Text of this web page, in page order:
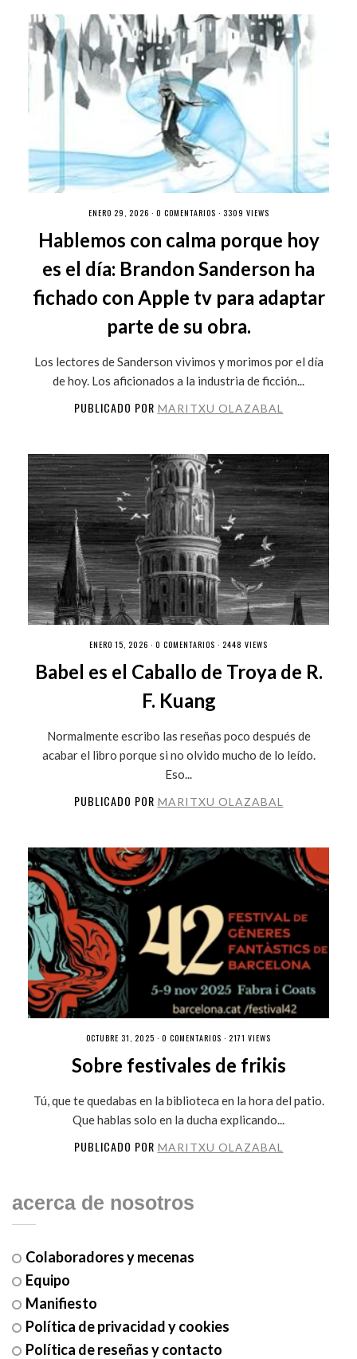
ENERO 29, 2026 · 0 COMENTARIOS · 3309 VIEWS
Hablemos con calma porque hoy
es el día: Brandon Sanderson ha
fichado con Apple tv para adaptar
parte de su obra.
Los lectores de Sanderson vivimos y morimos por el día
de hoy. Los aficionados a la industria de ficción...
PUBLICADO POR MARITXU OLAZABAL
ENERO 15, 2026 · 0 COMENTARIOS · 2448 VIEWS
Babel es el Caballo de Troya de R.
F. Kuang
Normalmente escribo las reseñas poco después de
acabar el libro porque si no olvido mucho de lo leído.
Eso...
PUBLICADO POR MARITXU OLAZABAL
OCTUBRE 31, 2025 · 0 COMENTARIOS · 2171 VIEWS
Sobre festivales de frikis
Tú, que te quedabas en la biblioteca en la hora del patio.
Que hablas solo en la ducha explicando...
PUBLICADO POR MARITXU OLAZABAL
acerca de nosotros
Colaboradores y mecenas
Equipo
Manifiesto
Política de privacidad y cookies
Política de reseñas y contacto